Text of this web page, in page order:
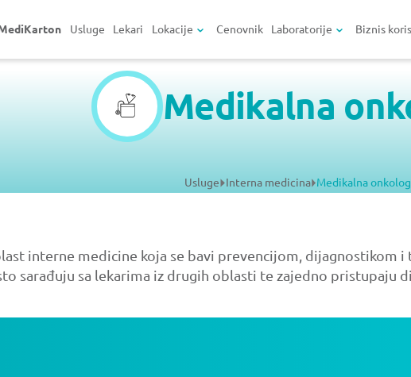
Usluge Lekari Lokacije Cenovnik Laboratorije Biznis
Medikalna
Usluge Interna medicina Medikalna
interne medicine koja se bavi prevencijom, dijagnostikom
sarađuju sa lekarima iz drugih oblasti te zajedno pristupaju